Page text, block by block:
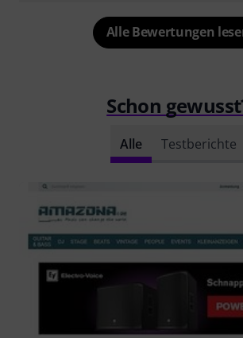
Alle Bewertungen
Schon
Alle Testberichte